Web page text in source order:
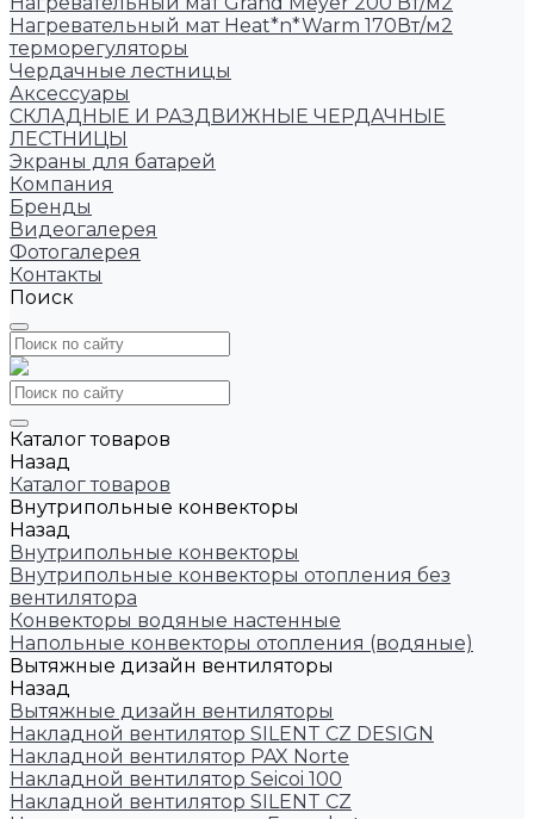
Нагревательный мат Heat*n*Warm 170Вт/м2
терморегуляторы
Чердачные лестницы
Аксессуары
СКЛАДНЫЕ И РАЗДВИЖНЫЕ ЧЕРДАЧНЫЕ
ЛЕСТНИЦЫ
Экраны для батарей
Компания
Бренды
Видеогалерея
Фотогалерея
Контакты
Поиск
Каталог товаров
Назад
Каталог товаров
Внутрипольные конвекторы
Назад
Внутрипольные конвекторы
Внутрипольные конвекторы отопления без
вентилятора
Конвекторы водяные настенные
Напольные конвекторы отопления (водяные)
Вытяжные дизайн вентиляторы
Назад
Вытяжные дизайн вентиляторы
Накладной вентилятор SILENT CZ DESIGN
Накладной вентилятор PAX Norte
Накладной вентилятор Seicoi 100
Накладной вентилятор SILENT CZ